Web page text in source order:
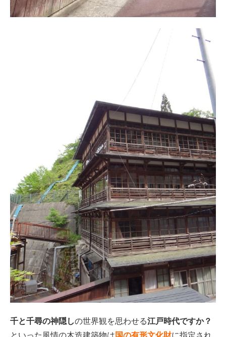
千と千尋の神隠しの世界観を思わせる江戸時代ですか？
といった風情の木造建築物は 国の有形文化財に指定され